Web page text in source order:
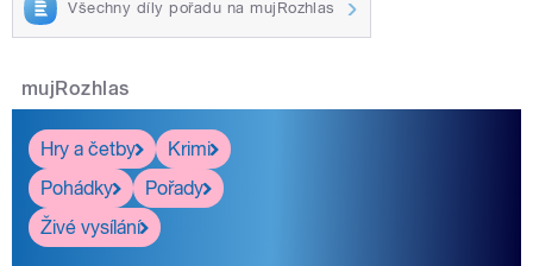
Všechny díly pořadu na mujRozhlas
mujRozhlas
Hry a četby
Krimi
Pohádky
Pořady
Živé vysílání